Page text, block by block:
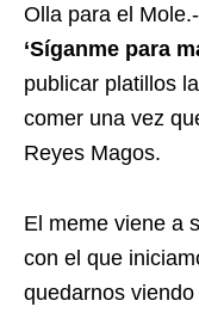
Olla para el
‘Síganme para
publicar platillos
comer una vez
Reyes Magos.
El meme viene a
con el que
quedarnos